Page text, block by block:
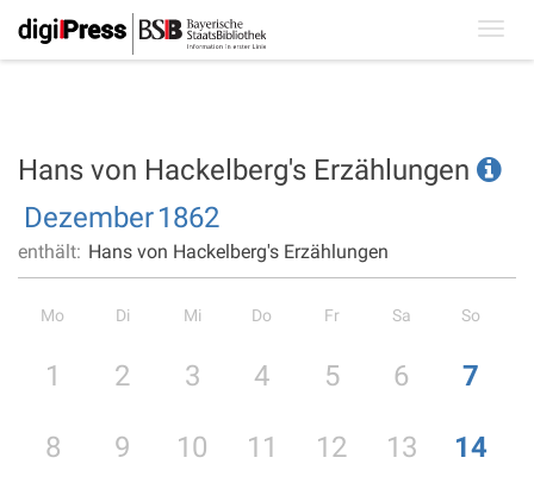
Hans von Hackelberg's Erzählungen
Dezember1862
enthält: Hans von Hackelberg's Erzählungen
Mo Di Mi Do Fr Sa So
1 2 3 4 5 6 7
8 9 10 11 12 13 14